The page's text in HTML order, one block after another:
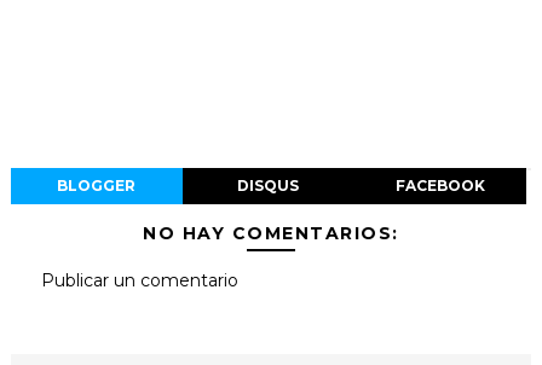
BLOGGER DISQUS FACEBOOK
NO HAY COMENTARIOS:
Publicar un comentario